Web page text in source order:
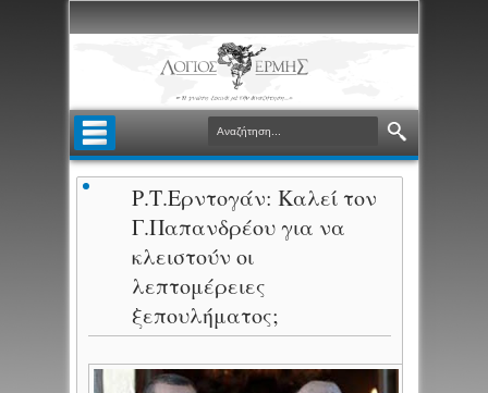
Ρ.Τ.Ερντογάν: Καλεί τον
Γ.Παπανδρέου για να
κλειστούν οι
λεπτομέρειες
ξεπουλήματος;